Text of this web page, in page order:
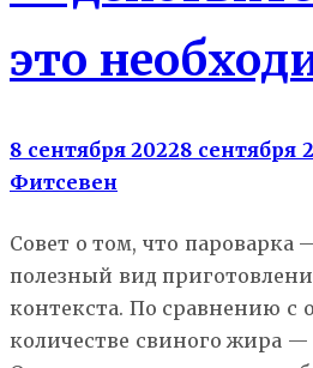
это
8 сентября 20228 сентября
Фитсевен
Совет о том, что пароварка
полезный вид
контекста. По сравнению с
количестве свиного жира